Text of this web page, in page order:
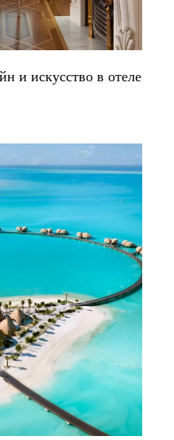
и искусство в отеле